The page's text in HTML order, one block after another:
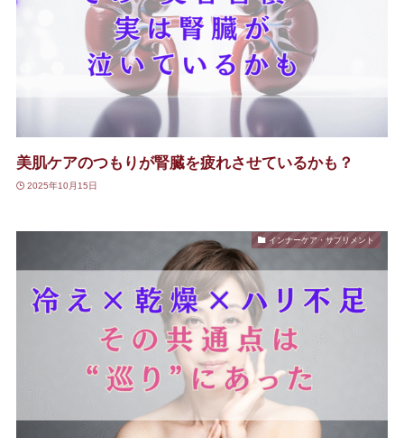
美肌ケアのつもりが腎臓を疲れさせているかも？
2025年10月15日
インナーケア・サプリメント